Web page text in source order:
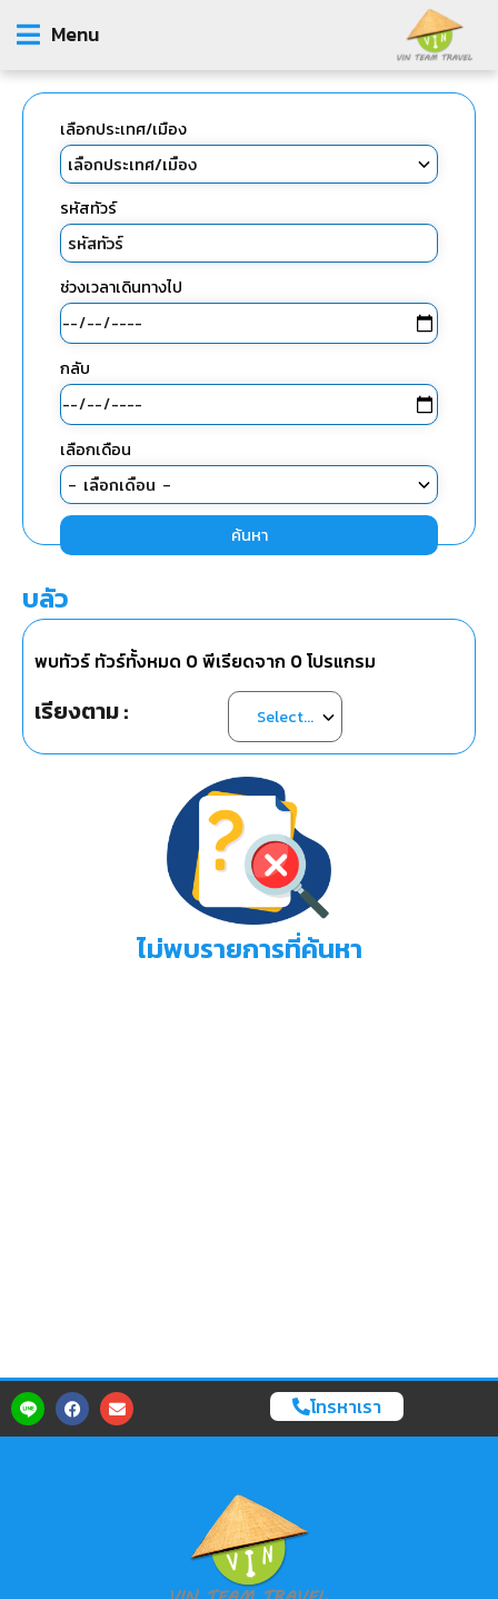
Menu
เลือกประเทศ/เมือง
รหัสทัวร์
ช่วงเวลาเดินทางไป
กลับ
เลือกเดือน
ค้นหา
บลัว
พบทัวร์ ทัวร์ทั้งหมด 0พีเรียดจาก 0โปรแกรม
เรียงตาม :
ไม่พบรายการที่ค้นหา
โทรหาเรา